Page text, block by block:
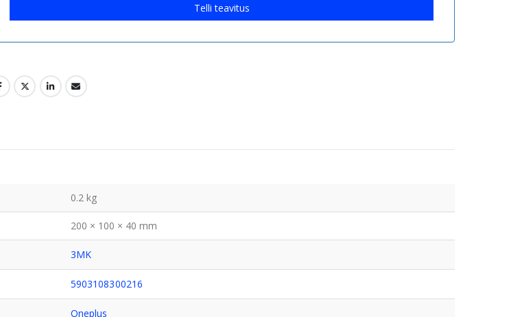
Telli teavitus
0.2 kg
200 × 100 × 40 mm
3MK
5903108300216
Oneplus